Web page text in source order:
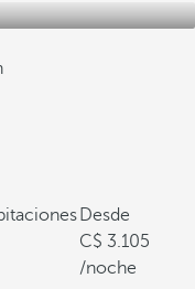
Desde
3.105
/noche